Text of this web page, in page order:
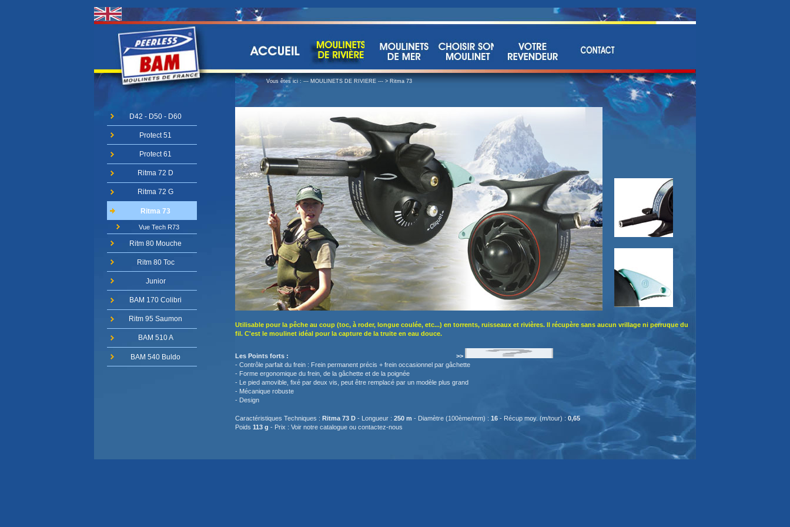
D42 - D50 - D60
Protect 51
Protect 61
Ritma 72 D
Ritma 72 G
Ritma 73
Vue Tech R73
Ritm 80 Mouche
Ritm 80 Toc
Junior
BAM 170 Colibri
Ritm 95 Saumon
BAM 510 A
BAM 540 Buldo
Utilisable pour la pêche au coup (toc, à roder, longue coulée, etc...) en torrents, ruisseaux et rivières. Il récupère sans aucun vrillage ni perruque du
fil. C'est le moulinet idéal pour la capture de la truite en eau douce.
Les Points forts : >>
- Contrôle parfait du frein : Frein permanent précis + frein occasionnel par gâchette
- Forme ergonomique du frein, de la gâchette et de la poignée
- Le pied amovible, fixé par deux vis, peut être remplacé par un modèle plus grand
- Mécanique robuste
- Design
Caractéristiques Techniques : Ritma 73 D - Longueur : 250 m - Diamètre (100ème/mm) : 16 - Récup moy. (m/tour) : 0,65
Poids 113 g - Prix : Voir notre catalogue ou contactez-nous
Vous êtes ici : --- MOULINETS DE RIVIERE --- > Ritma 73